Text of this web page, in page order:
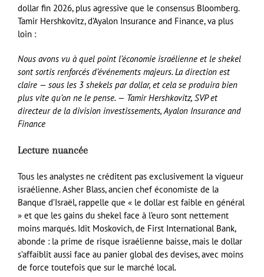
dollar fin 2026, plus agressive que le consensus Bloomberg.
Tamir Hershkovitz, d’Ayalon Insurance and Finance, va plus
loin :
Nous avons vu à quel point l’économie israélienne et le shekel
sont sortis renforcés d’événements majeurs. La direction est
claire — sous les 3 shekels par dollar, et cela se produira bien
plus vite qu’on ne le pense. — Tamir Hershkovitz, SVP et
directeur de la division investissements, Ayalon Insurance and
Finance
Lecture nuancée
Tous les analystes ne créditent pas exclusivement la vigueur
israélienne. Asher Blass, ancien chef économiste de la
Banque d’Israël, rappelle que « le dollar est faible en général
» et que les gains du shekel face à l’euro sont nettement
moins marqués. Idit Moskovich, de First International Bank,
abonde : la prime de risque israélienne baisse, mais le dollar
s’affaiblit aussi face au panier global des devises, avec moins
de force toutefois que sur le marché local.